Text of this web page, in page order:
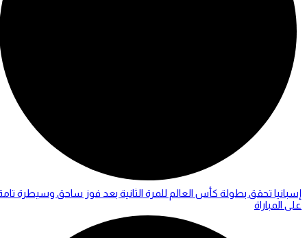
إسبانيا تحقق بطولة كأس العالم للمرة الثانية بعد فوز ساحق وسيطرة تامة
على المباراة